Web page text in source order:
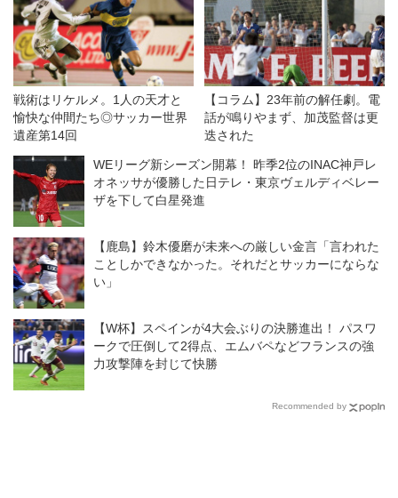
戦術はリケルメ。1人の天才と
愉快な仲間たち◎サッカー世界
遺産第14回
【コラム】23年前の解任劇。電
話が鳴りやまず、加茂監督は更
迭された
WEリーグ新シーズン開幕！ 昨季2位のINAC神戸レ
オネッサが優勝した日テレ・東京ヴェルディベレー
ザを下して白星発進
【鹿島】鈴木優磨が未来への厳しい金言「言われた
ことしかできなかった。それだとサッカーにならな
い」
【W杯】スペインが4大会ぶりの決勝進出！ パスワ
ークで圧倒して2得点、エムバペなどフランスの強
力攻撃陣を封じて快勝
Recommended by